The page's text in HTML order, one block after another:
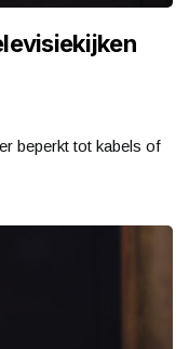
beperkt tot kabels of